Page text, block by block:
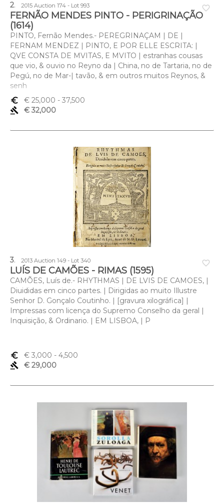
favorite_border
2. 2015 Auction 174 - Lot 993
FERNÃO MENDES PINTO - PERIGRINAÇÃO
(1614)
PINTO, Fernão Mendes.- PEREGRINAÇAM | DE |
FERNAM MENDEZ | PINTO, E POR ELLE ESCRITA: |
QVE CONSTA DE MVITAS, E MVITO | estranhas cousas
que vio, & ouvio no Reyno da | China, no de Tartaria, no de
Pegú, no de Mar-| tavão, & em outros muitos Reynos, &
senh
euro_symbol
€ 25,000 - 37,500
gavel
€ 32,000
favorite_border
3. 2013 Auction 149 - Lot 340
LUÍS DE CAMÕES - RIMAS (1595)
CAMÕES, Luís de.- RHYTHMAS | DE LVIS DE CAMOES, |
Diuididas em cinco partes. | Dirigidas ao muito Illustre
Senhor D. Gonçalo Coutinho. | [gravura xilográfica] |
Impressas com licença do Supremo Conselho da geral |
Inquisição, & Ordinario. | EM LISBOA, | P
euro_symbol € 3,000 - 4,500
gavel
€ 29,000